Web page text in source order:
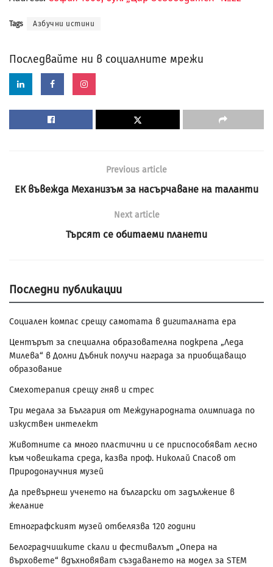
Tags Азбучни истини
Последвайте ни в социалните мрежи
Previous article
ЕК въвежда Механизъм за насърчаване на таланти
Next article
Търсят се обитаеми планети
Последни публикации
Социален компас срещу самотата в дигиталната ера
Центърът за специална образователна подкрепа „Леда
Милева“ в Долни Дъбник получи награда за приобщаващо
образование
Смехотерапия срещу гняв и стрес
Три медала за България от Международната олимпиада по
изкуствен интелект
Животните са много пластични и се приспособяват лесно
към човешката среда, казва проф. Николай Спасов от
Природонаучния музей
Да превърнеш ученето на български от задължение в
желание
Етнографският музей отбелязва 120 години
Белоградчишките скали и фестивалът „Опера на
върховете“ вдъхновяват създаването на модел за STEM